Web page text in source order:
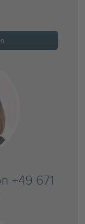
+49 671